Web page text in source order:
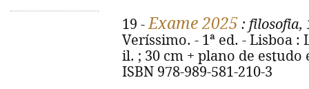
19 -Exame 2025 : filosofia,
Veríssimo. - 1ª ed. - Lisboa :
il. ; 30 cm + plano de estudo
ISBN 978-989-581-210-3